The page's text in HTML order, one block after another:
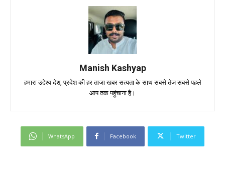
Manish Kashyap
हमारा उद्देश्य देश, प्रदेश की हर ताजा खबर सत्यता के साथ सबसे तेज सबसे पहले
आप तक पहुंचाना है।
WhatsApp Facebook Twitter